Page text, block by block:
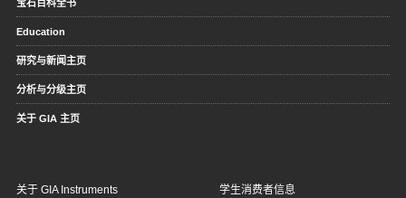
宝石百科全书
Education
研究与新闻主页
分析与分级主页
关于 GIA 主页
关于 GIA Instruments 学生消费者信息